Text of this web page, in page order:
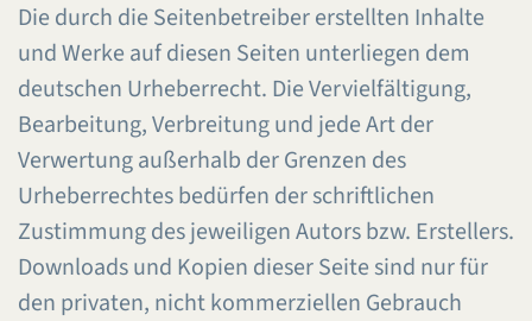
Die durch die Seitenbetreiber erstellten Inhalte
und Werke auf diesen Seiten unterliegen dem
deutschen Urheberrecht. Die Vervielfältigung,
Bearbeitung, Verbreitung und jede Art der
Verwertung außerhalb der Grenzen des
Urheberrechtes bedürfen der schriftlichen
Zustimmung des jeweiligen Autors bzw. Erstellers.
Downloads und Kopien dieser Seite sind nur für
den privaten, nicht kommerziellen Gebrauch